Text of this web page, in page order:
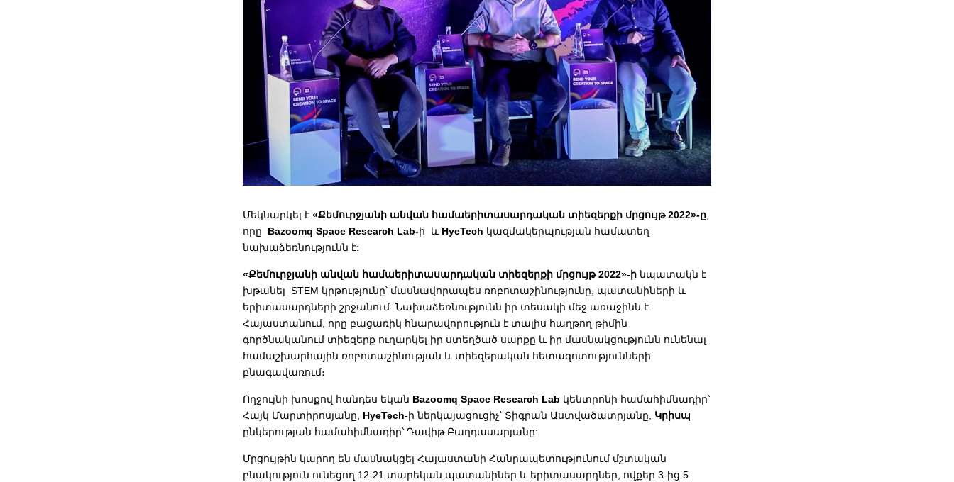
Մեկնարկել է «Քեմուրջյանի անվան համաերիտասարդական տիեզերքի մրցույթ 2022»-ը,
որը Bazoomq Space Research Lab-ի և HyeTech կազմակերպության համատեղ
նախաձեռնությունն է:
«Քեմուրջյանի անվան համաերիտասարդական տիեզերքի մրցույթ 2022»-ինպատակն է
խթանել STEM կրթությունը՝ մասնավորապես ռոբոտաշինությունը, պատանիների և
երիտասարդների շրջանում: Նախաձեռնությունն իր տեսակի մեջ առաջինն է
Հայաստանում, որը բացառիկ հնարավորություն է տալիս հաղթող թիմին
գործնականում տիեզերք ուղարկել իր ստեղծած սարքը և իր մասնակցությունն ունենալ
համաշխարհային ռոբոտաշինության և տիեզերական հետազոտությունների
բնագավառում։
Ողջույնի խոսքով հանդես եկան Bazoomq Space Research Lab կենտրոնի համահիմնադիր՝
Հայկ Մարտիրոսյանը, HyeTech-ի ներկայացուցիչ՝ Տիգրան Աստվածատրյանը, Կրիսպ
ընկերության համահիմնադիր՝ Դավիթ Բաղդասարյանը:
Մրցույթին կարող են մասնակցել Հայաստանի Հանրապետությունում մշտական
բնակություն ունեցող 12-21 տարեկան պատանիներ և երիտասարդներ, ովքեր 3-ից 5